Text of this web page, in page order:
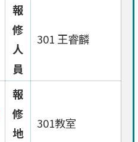
報
修
人
員
301 王睿麟
報
修
地
301教室